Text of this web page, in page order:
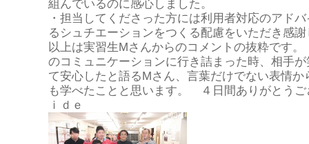
組んでいるのに感心しました。
・担当してくださった方には利用者対応のアド
るシュチエーションをつくる配慮をいただき感
以上は実習生Mさんからのコメントの抜粋です
のコミュニケーションに行き詰まった時、相手
て安心したと語るMさん、言葉だけでない表情か
も学べたことと思います。 ４日間ありがとう
ｉｄｅ